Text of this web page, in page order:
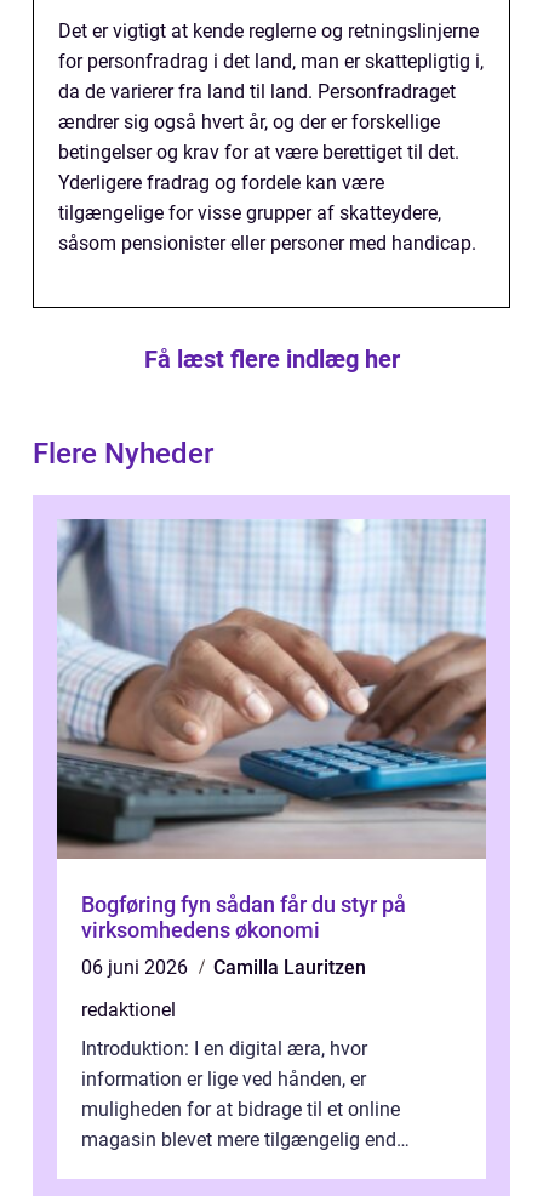
Det er vigtigt at kende reglerne og retningslinjerne
for personfradrag i det land, man er skattepligtig i,
da de varierer fra land til land. Personfradraget
ændrer sig også hvert år, og der er forskellige
betingelser og krav for at være berettiget til det.
Yderligere fradrag og fordele kan være
tilgængelige for visse grupper af skatteydere,
såsom pensionister eller personer med handicap.
Få læst flere indlæg her
Flere Nyheder
Bogføring fyn sådan får du styr på
virksomhedens økonomi
06 juni 2026
Camilla Lauritzen
redaktionel
Introduktion: I en digital æra, hvor
information er lige ved hånden, er
muligheden for at bidrage til et online
magasin blevet mere tilgængelig end